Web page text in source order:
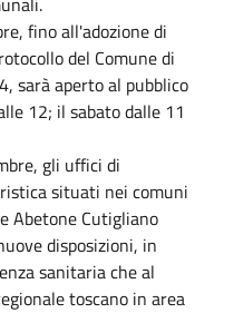
fino all'adozione di
del Comune di
sarà aperto al pubblico
12; il sabato dalle 11
gli uffici di
situati nei comuni
Abetone Cutigliano
disposizioni, in
sanitaria che al
toscano in area